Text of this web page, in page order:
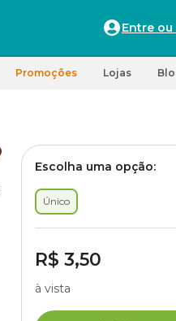
Entre
Promoções Lojas
Escolha uma opção:
Único
R$ 3,50
à vista